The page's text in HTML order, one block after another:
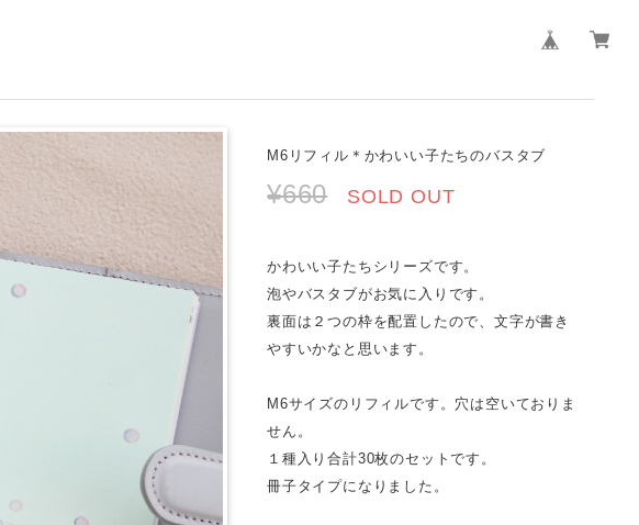
M6リフィル＊かわいい子たちのバスタブ
¥660 SOLD OUT
かわいい子たちシリーズです。
泡やバスタブがお気に入りです。
裏面は２つの枠を配置したので、文字が書き
やすいかなと思います。
M6サイズのリフィルです。穴は空いておりま
せん。
１種入り合計30枚のセットです。
冊子タイプになりました。